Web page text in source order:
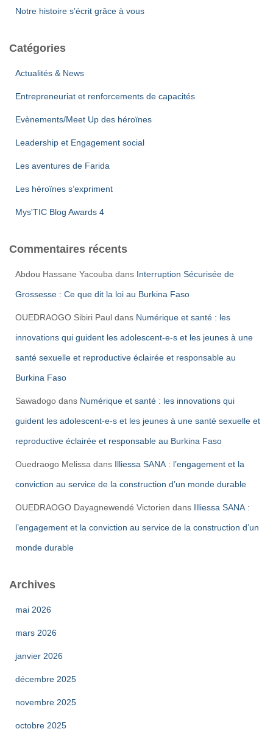
Notre histoire s’écrit grâce à vous
Catégories
Actualités & News
Entrepreneuriat et renforcements de capacités
Evènements/Meet Up des héroïnes
Leadership et Engagement social
Les aventures de Farida
Les héroïnes s’expriment
Mys'TIC Blog Awards 4
Commentaires récents
Abdou Hassane Yacouba dans Interruption Sécurisée de
Grossesse : Ce que dit la loi au Burkina Faso
OUEDRAOGO Sibiri Paul dans Numérique et santé : les
innovations qui guident les adolescent-e-s et les jeunes à une
santé sexuelle et reproductive éclairée et responsable au
Burkina Faso
Sawadogo dans Numérique et santé : les innovations qui
guident les adolescent-e-s et les jeunes à une santé sexuelle et
reproductive éclairée et responsable au Burkina Faso
Ouedraogo Melissa dans Illiessa SANA : l’engagement et la
conviction au service de la construction d’un monde durable
OUEDRAOGO Dayagnewendé Victorien dans Illiessa SANA :
l’engagement et la conviction au service de la construction d’un
monde durable
Archives
mai 2026
mars 2026
janvier 2026
décembre 2025
novembre 2025
octobre 2025